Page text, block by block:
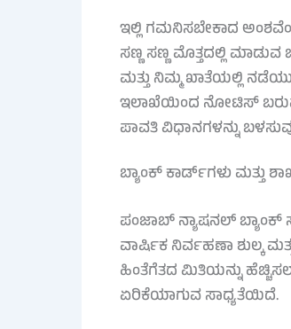
ಇಲ್ಲಿ ಗಮನಿಸಬೇಕಾದ
ಸಣ್ಣ ಸಣ್ಣ ಮೊತ್ತದಲ್ಲಿ
ಮತ್ತು ನಿಮ್ಮ ಖಾತೆಯಲ್ಲಿ
ಇಲಾಖೆಯಿಂದ ನೋಟಿಸ್ ಬರುವ
ಪಾವತಿ ವಿಧಾನಗಳನ್ನು
ಬ್ಯಾಂಕ್ ಕಾರ್ಡ್‌ಗಳು ಮತ್ತು
ಪಂಜಾಬ್ ನ್ಯಾಷನಲ್ ಬ್ಯಾಂಕ್
ವಾರ್ಷಿಕ ನಿರ್ವಹಣಾ ಶುಲ್ಕ
ಹಿಂತೆಗೆತದ ಮಿತಿಯನ್ನು
ಏರಿಕೆಯಾಗುವ ಸಾಧ್ಯತೆಯಿದೆ.